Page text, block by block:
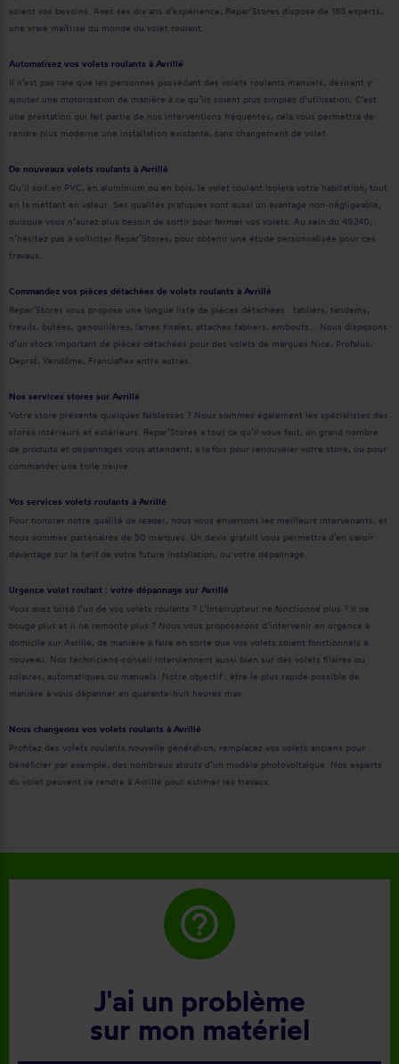
soient vos besoins. Avec ses dix ans d’expérience, Repar’Stores dispose de 185 experts,
une vraie maîtrise du monde du volet roulant.
Automatisez vos volets roulants à Avrillé
Il n’est pas rare que les personnes possédant des volets roulants manuels, désirent y
ajouter une motorisation de manière à ce qu’ils soient plus simples d’utilisation. C’est
une prestation qui fait partie de nos interventions fréquentes, cela vous permettra de
rendre plus moderne une installation existante, sans changement de volet.
De nouveaux volets roulants à Avrillé
Qu’il soit en PVC, en aluminium ou en bois, le volet roulant isolera votre habitation, tout
en la mettant en valeur. Ses qualités pratiques sont aussi un avantage non-négligeable,
puisque vous n’aurez plus besoin de sortir pour fermer vos volets. Au sein du 49240,
n’hésitez pas à solliciter Repar’Stores, pour obtenir une étude personnalisée pour ces
travaux.
Commandez vos pièces détachées de volets roulants à Avrillé
Repar’Stores vous propose une longue liste de pièces détachées : tabliers, tandems,
treuils, butées, genouillères, lames finales, attaches tabliers, embouts... Nous disposons
d’un stock important de pièces détachées pour des volets de marques Nice, Profalux,
Deprat, Vendôme, Franciaflex entre autres.
Nos services stores sur Avrillé
Votre store présente quelques faiblesses ? Nous sommes également les spécialistes des
stores intérieurs et extérieurs. Repar’Stores a tout ce qu’il vous faut, un grand nombre
de produits et dépannages vous attendent, à la fois pour renouveler votre store, ou pour
commander une toile neuve.
Vos services volets roulants à Avrillé
Pour honorer notre qualité de leader, nous vous enverrons les meilleurs intervenants, et
nous sommes partenaires de 50 marques. Un devis gratuit vous permettra d’en savoir
davantage sur le tarif de votre future installation, ou votre dépannage.
Urgence volet roulant : votre dépannage sur Avrillé
Vous avez brisé l’un de vos volets roulants ? L’interrupteur ne fonctionne plus ? Il ne
bouge plus et il ne remonte plus ? Nous vous proposerons d’intervenir en urgence à
domicile sur Avrillé, de manière à faire en sorte que vos volets soient fonctionnels à
nouveau. Nos techniciens-conseil interviennent aussi bien sur des volets filaires ou
solaires, automatiques ou manuels. Notre objectif : être le plus rapide possible de
manière à vous dépanner en quarante-huit heures max.
Nous changeons vos volets roulants à Avrillé
Profitez des volets roulants nouvelle génération, remplacez vos volets anciens pour
bénéficier par exemple, des nombreux atouts d’un modèle photovoltaïque. Nos experts
du volet peuvent se rendre à Avrillé pour estimer les travaux.
help_outline
J'ai un problème
sur mon matériel